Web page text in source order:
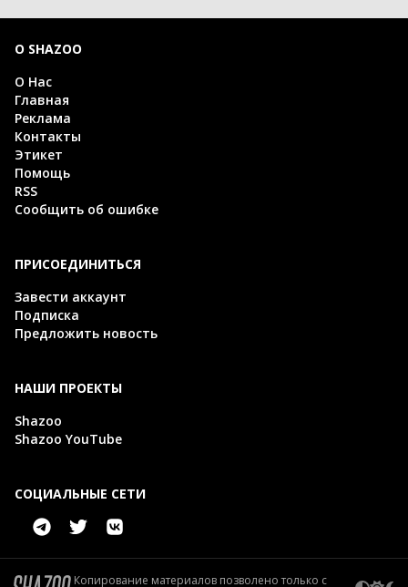
О SHAZOO
О Нас
Главная
Реклама
Контакты
Этикет
Помощь
RSS
Сообщить об ошибке
ПРИСОЕДИНИТЬСЯ
Завести аккаунт
Подписка
Предложить новость
НАШИ ПРОЕКТЫ
Shazoo
Shazoo YouTube
СОЦИАЛЬНЫЕ СЕТИ
Копирование материалов позволено только с